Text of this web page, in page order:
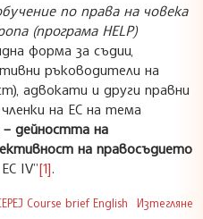
по права на човека
(програма HELP)
форма за съдии,
ръководители на
адвокати и други правни
на ЕС на тема
– дейността на
на правосъдието
IV”[1].
Course brief English Изтегляне